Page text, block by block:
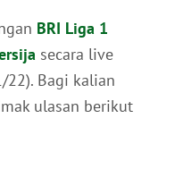
BRI Liga 1
secara live
22). Bagi kalian
ulasan berikut